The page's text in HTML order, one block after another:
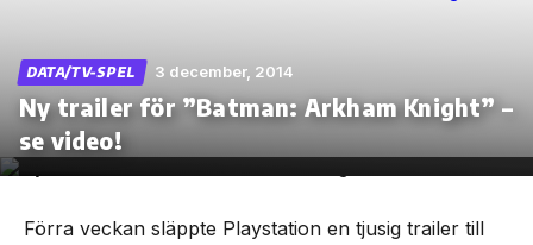
the
content
DATA/TV-SPEL 3 december, 2014
Ny trailer för ”Batman: Arkham Knight” –
se video!
Förra veckan släppte Playstation en tjusig trailer till